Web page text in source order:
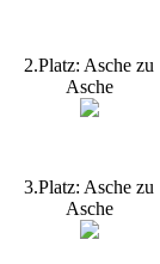
2.Platz: Asche zu
Asche
3.Platz: Asche zu
Asche